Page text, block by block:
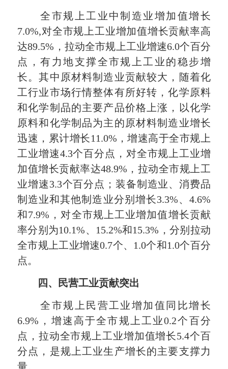
全市规上工业中制造业增加值增长
7.0%,对全市规上工业增加值增长贡献率高
达89.5%，拉动全市规上工业增速6.0个百分
点，有力地支撑全市规上工业的稳步增
长。其中原材料制造业贡献较大，随着化
工行业市场行情整体有所好转，化学原料
和化学制品的主要产品价格上涨，以化学
原料和化学制品为主的原材料制造业增长
迅速，累计增长11.0%，增速高于全市规上
工业增速4.3个百分点，对全市规上工业增
加值增长贡献率达48.9%，拉动全市规上工
业增速3.3个百分点；装备制造业、消费品
制造业和其他制造业分别增长3.3%、4.6%
和7.9%，对全市规上工业增加值增长贡献
率分别为10.1%、15.2%和15.3%，分别拉动
全市规上工业增速0.7个、1.0个和1.0个百分
点。
四、民营工业贡献突出
全市规上民营工业增加值同比增长
6.9%，增速高于全市规上工业0.2个百分
点，拉动全市规上工业增加值增长5.4个百
分点，是规上工业生产增长的主要支撑力
量。